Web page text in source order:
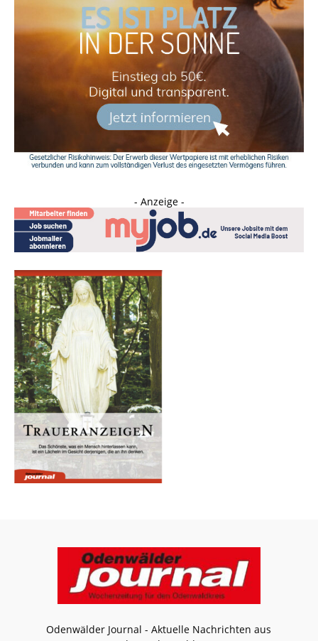
- Anzeige -
Odenwälder Journal - Aktuelle Nachrichten aus